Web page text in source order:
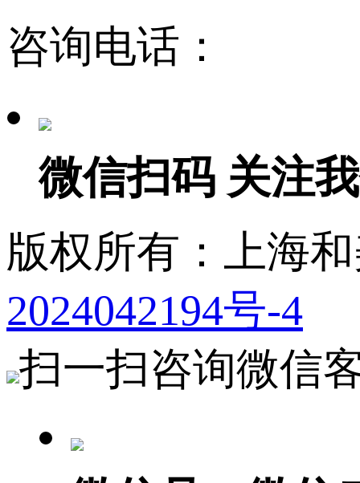
咨询电话：
微信扫码 关注
版权所有：上海
2024042194号-4
扫一扫咨询微信